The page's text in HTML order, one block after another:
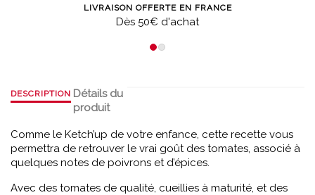
LIVRAISON OFFERTE EN FRANCE
Dès 50€ d'achat
DESCRIPTION Détails du
produit
Comme le Ketch’up de votre enfance, cette recette vous
permettra de retrouver le vrai goût des tomates, associé à
quelques notes de poivrons et d’épices.
Avec des tomates de qualité, cueillies à maturité, et des